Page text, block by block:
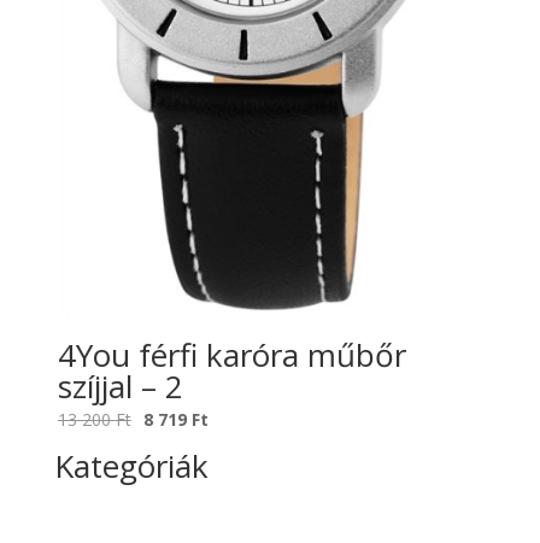
4You férfi karóra műbőr
szíjjal – 2
13 200Ft Original
was:
8 719 Ft
Kategóriák